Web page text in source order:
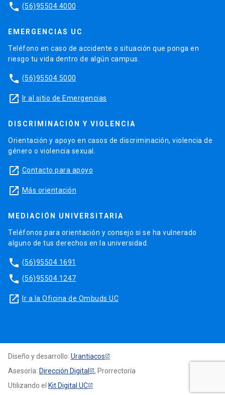
phone (56)95504 4000
EMERGENCIAS UC
Teléfono en caso de accidente o situación que ponga en
riesgo tu vida dentro de algún campus.
phone (56)95504 5000
launch Ir al sitio de Emergencias
DISCRIMINACIÓN Y VIOLENCIA
Orientación y apoyo en casos de discriminación, violencia de
género o violencia sexual.
launch Contacto para apoyo
launch Más orientación
MEDIACIÓN UNIVERSITARIA
Teléfonos para orientación y consejo si se ha vulnerado
alguno de tus derechos en la universidad.
phone (56)95504 1691
phone (56)95504 1247
launch Ir a la Oficina de Ombuds UC
Diseño y desarrollo: Urantiacos
Asesoría: Dirección Digital
, Prorrectoría
Utilizando el Kit Digital UC